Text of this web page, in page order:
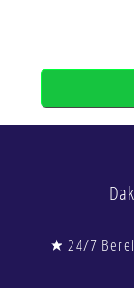
★ 24/7